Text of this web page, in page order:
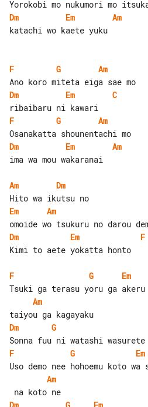
Dm
Em
Am
katachi wo kaete yuku
F G
Am
Dm
Em
C
F
G
Am
Dm
Em
Am
ima wa mou wakaranai
Am
Dm
Em
Am
Dm
Em
F
Kimi to aete yokatta honto
F G
Em
Am
Dm
G
F
G
Em
Am